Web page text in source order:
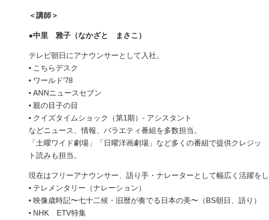
＜講師＞
●中里 雅子（なかざと まさこ）
テレビ朝日にアナウンサーとして入社。
• こちらデスク
• ワールド’78
• ANNニュースセブン
• 親の目子の目
• クイズタイムショック（第1期）- アシスタント
などニュース、情報、バラエティ番組を多数担当。
「土曜ワイド劇場」「日曜洋画劇場」など多くの番組で提供クレジッ
ト読みも担当。
現在はフリーアナウンサー、語り手・ナレーターとして幅広く活躍を
• テレメンタリー（ナレーション）
• 映像歳時記〜七十二候・旧暦が奏でる日本の美〜（BS朝日、語り）
• NHK ETV特集